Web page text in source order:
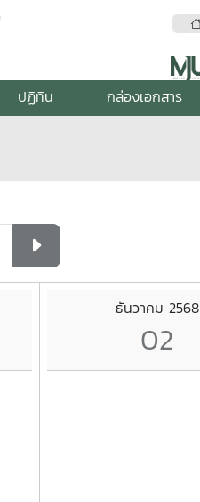
ปฏิทิน กล่องเอกสาร
ธันวาคม 2568
02